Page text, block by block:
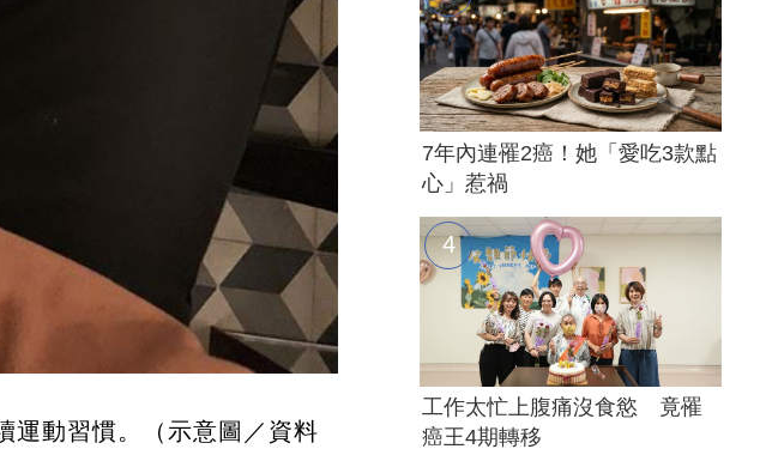
運動習慣。（示意圖／資料
7年內連罹2癌！她「愛吃3款點
心」惹禍
工作太忙上腹痛沒食慾 竟罹
癌王4期轉移